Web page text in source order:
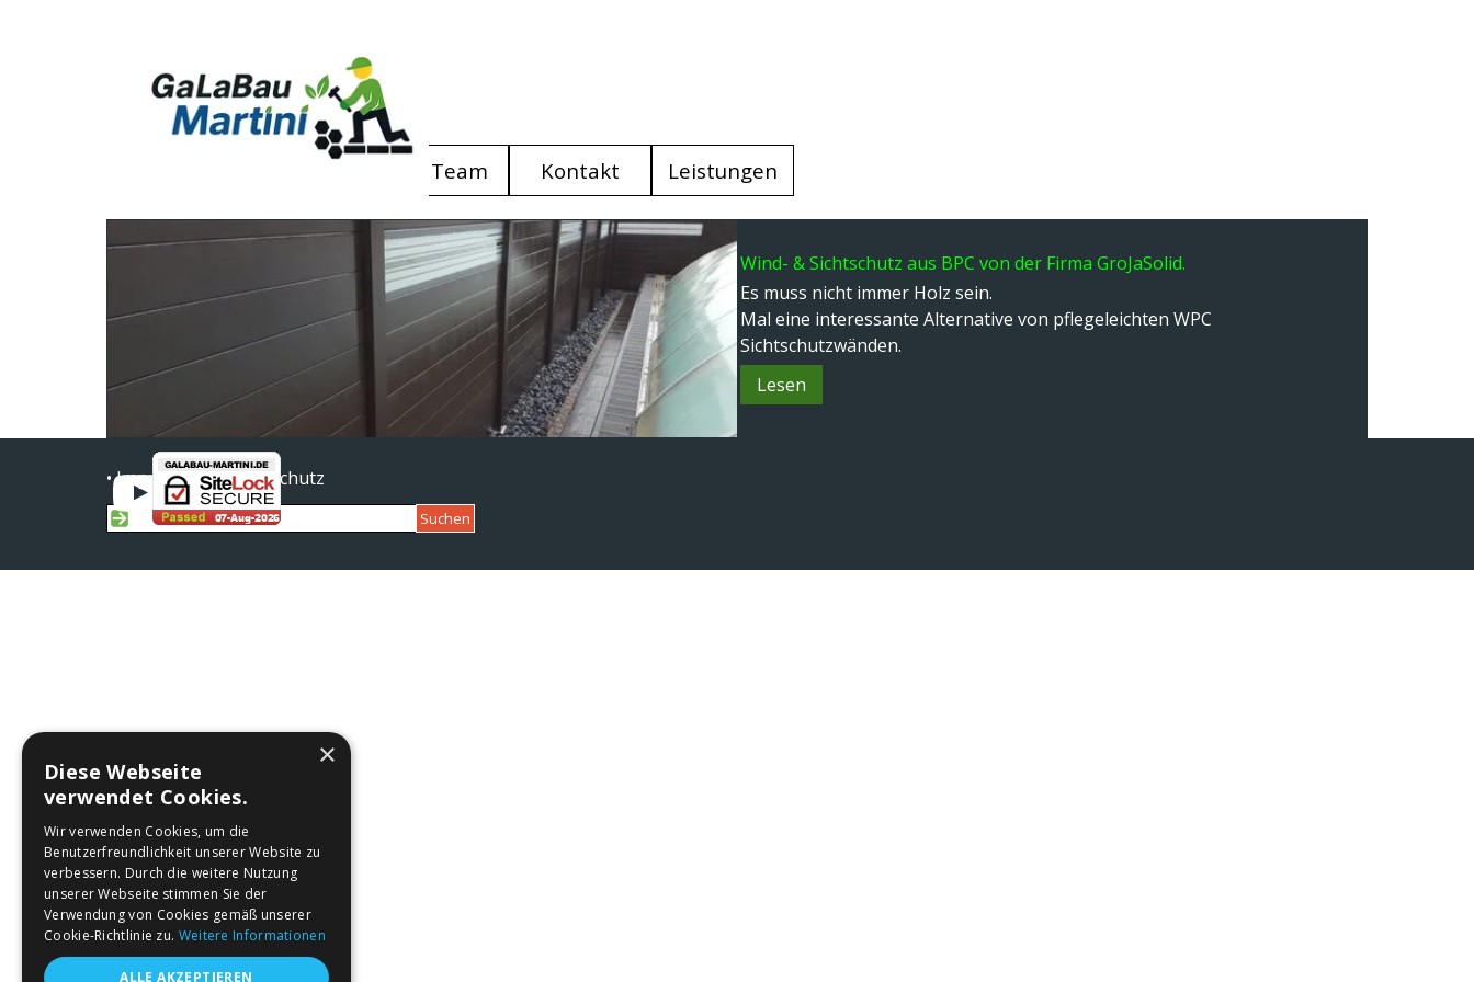
Das Team Kontakt Leistungen
Wind- & Sichtschutz aus BPC von der Firma GroJaSolid.
Es muss nicht immer Holz sein.
Mal eine interessante Alternative von pflegeleichten WPC
Sichtschutzwänden.
Lesen
• Impressum/ Datenschutz
Suchen
×
Diese Webseite
verwendet Cookies.
Wir verwenden Cookies, um die
Benutzerfreundlichkeit unserer Website zu
verbessern. Durch die weitere Nutzung
unserer Webseite stimmen Sie der
Verwendung von Cookies gemäß unserer
Cookie-Richtlinie zu. Weitere Informationen
ALLE AKZEPTIEREN